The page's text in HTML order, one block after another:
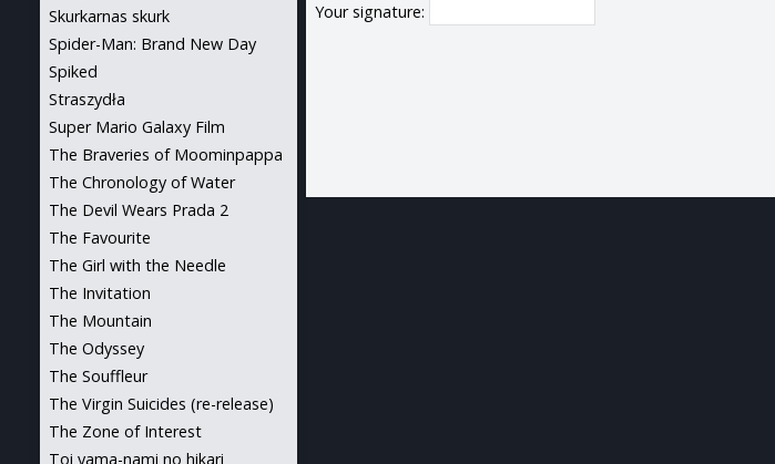
Your signature:
Skurkarnas skurk
Spider-Man: Brand New Day
Spiked
Straszydła
Super Mario Galaxy Film
The Braveries of Moominpappa
The Chronology of Water
The Devil Wears Prada 2
The Favourite
The Girl with the Needle
The Invitation
The Mountain
The Odyssey
The Souffleur
The Virgin Suicides (re-release)
The Zone of Interest
Toi yama-nami no hikari